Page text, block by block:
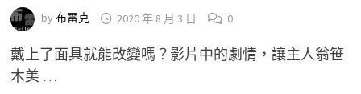
by 布雷克 2020 年 8 月 3 日 0
戴上了面具就能改變嗎？影片中的劇情，讓主人翁笹
木美 …